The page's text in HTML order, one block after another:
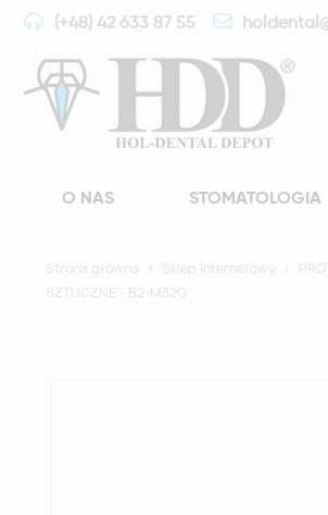
(+48) 42 633 87 55
O NAS STOMATOLOGIA
Strona główna Sklep Internetowy
SZTUCZNE - B2-M32G